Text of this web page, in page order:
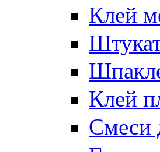
Клей
Клей
Смеси